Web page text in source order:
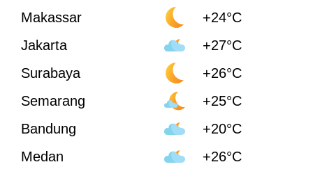
Makassar
+24°C
Jakarta
+27°C
Surabaya
+26°C
Semarang
+25°C
Bandung
+20°C
Medan
+26°C